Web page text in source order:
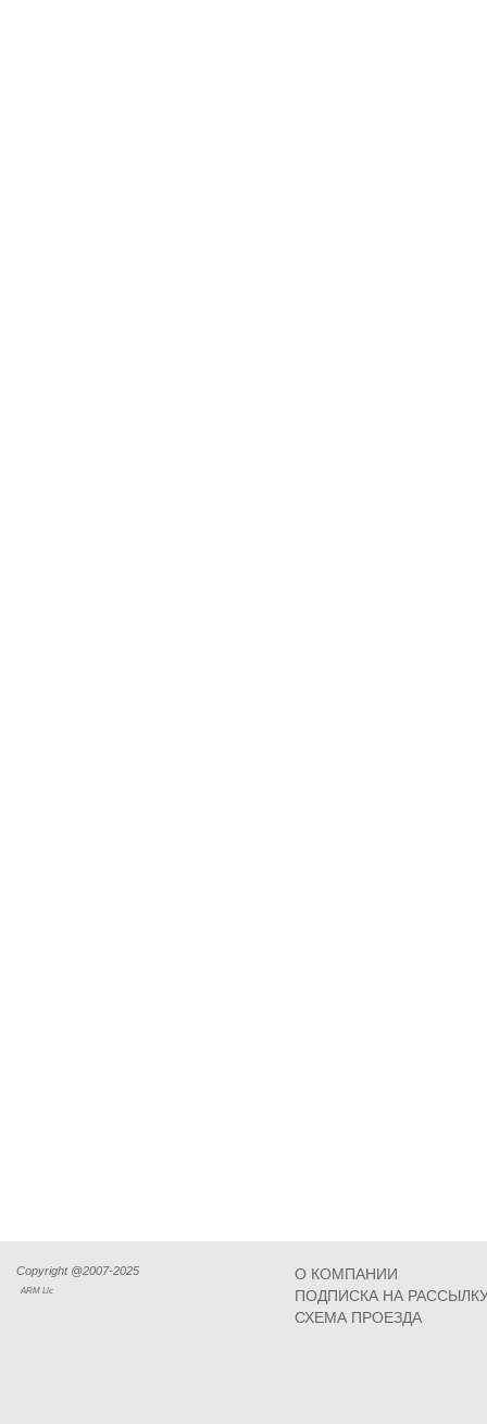
Copyright @2007-2025
ARM Llc
О КОМПАНИИ
ПОДПИСКА НА
СХЕМА ПРОЕЗДА